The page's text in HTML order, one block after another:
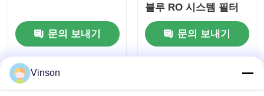
문의 보내기
블루 RO 시스템 필터
상기
문의 보내기
Vinson